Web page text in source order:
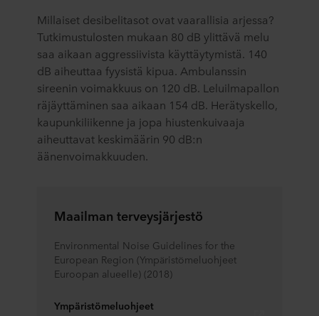
Millaiset desibelitasot ovat vaarallisia arjessa?
Tutkimustulosten mukaan 80 dB ylittävä melu
saa aikaan aggressiivista käyttäytymistä. 140
dB aiheuttaa fyysistä kipua. Ambulanssin
sireenin voimakkuus on 120 dB. Leluilmapallon
räjäyttäminen saa aikaan 154 dB. Herätyskello,
kaupunkiliikenne ja jopa hiustenkuivaaja
aiheuttavat keskimäärin 90 dB:n
äänenvoimakkuuden.
Maailman terveysjärjestö
Environmental Noise Guidelines for the
European Region (Ympäristömeluohjeet
Euroopan alueelle) (2018)
Ympäristömeluohjeet